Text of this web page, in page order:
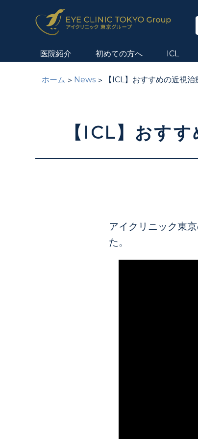
医院紹介 初めての方へ ICL
ホーム News 【ICL】おすすめの近視
【ICL】おす
アイクリニック東
た。